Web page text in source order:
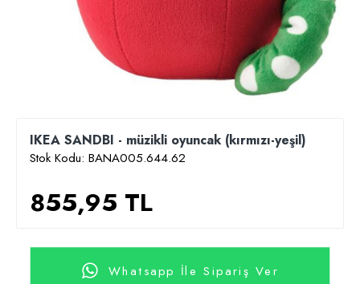
IKEA SANDBI - müzikli oyuncak (kırmızı-yeşil)
Stok Kodu: BANA005.644.62
855,95 TL
Whatsapp İle Sipariş Ver